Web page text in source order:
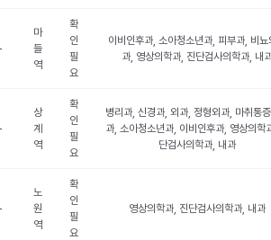
마
들
역
확
인
필
요
이비인후과, 소아청소년과, 피부과, 비뇨
과, 영상의학과, 진단검사의학과, 내
상
계
역
확
인
필
요
병리과, 신경과, 외과, 정형외과, 마취통
과, 소아청소년과, 이비인후과, 영상의학
단검사의학과, 내과
노
원
역
확
인
필
요
영상의학과, 진단검사의학과, 내과